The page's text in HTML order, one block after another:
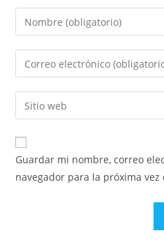
Introducí
tu
nombre
de
usuario
para
comentar
Introducí
tu
dirección
de
electrónico
para
comentar
Introducí
la
URL
de
Guardar mi nombre, correo
navegador para la próxima